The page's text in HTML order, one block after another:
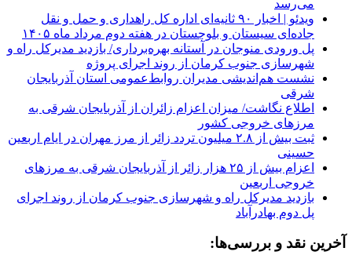
می‌رسد
ویدئو | اخبار ۹۰ ثانیه‌ای اداره کل راهداری و حمل و نقل
جاده‌ای سیستان و بلوچستان در هفته دوم مرداد ماه ۱۴۰۵
پل ورودی منوجان در آستانه بهره‌برداری/ بازدید مدیرکل راه و
شهرسازی جنوب کرمان از روند اجرای پروژه
نشست هم‌اندیشی مدیران روابط‌عمومی استان آذربایجان
شرقی
اطلاع نگاشت/ میزان اعزام زائران از آذربایجان شرقی به
مرزهای خروجی کشور
ثبت بیش از ۲.۸ میلیون تردد زائر از مرز مهران در ایام اربعین
حسینی
اعزام بیش از ۲۵ هزار زائر از آذربایجان شرقی به مرزهای
خروجی اربعین
بازدید مدیرکل راه و شهرسازی جنوب کرمان از روند اجرای
پل دوم بهادرآباد
آخرین نقد و بررسی‌ها: